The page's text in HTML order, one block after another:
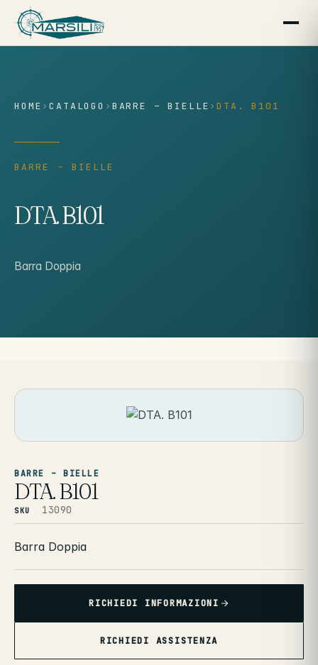
contenuto
HOME ›CATALOGO › BARRE – BIELLE ›DTA. B101
BARRE – BIELLE
DTA. B101
Barra Doppia
BARRE – BIELLE
DTA. B101
SKU 13090
Barra Doppia
RICHIEDI INFORMAZIONI
RICHIEDI ASSISTENZA